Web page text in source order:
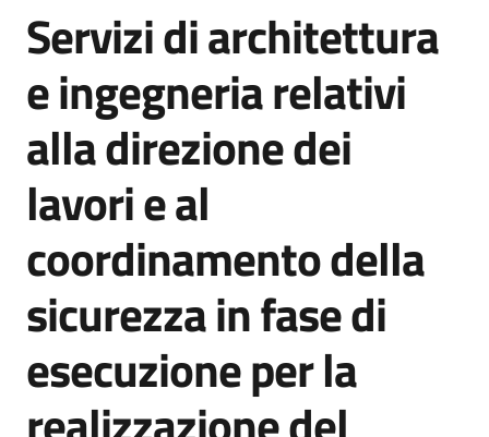
strumenti
di
Supporto
telematiche
Salta al contenuto
Servizi di architettura
e ingegneria relativi
alla direzione dei
lavori e al
coordinamento della
sicurezza in fase di
esecuzione per la